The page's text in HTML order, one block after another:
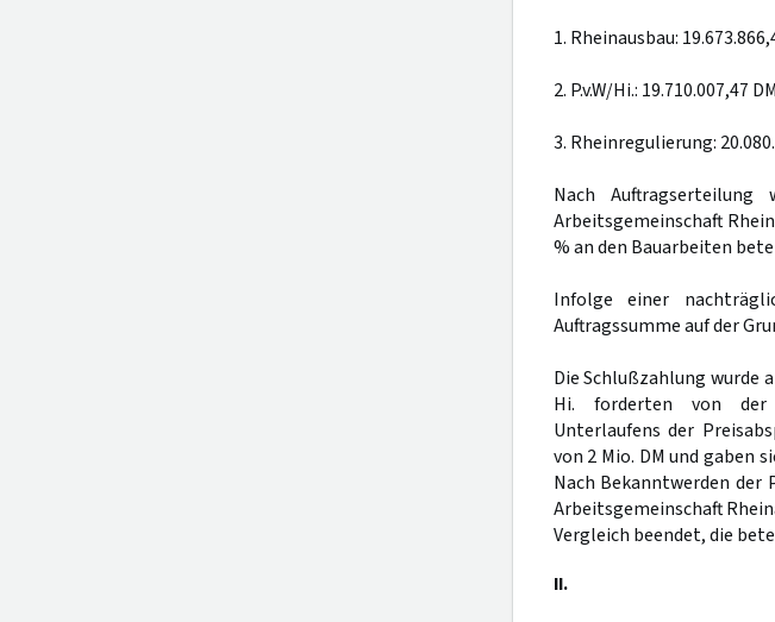
1. Rheinausbau:
2. P.v.W/Hi.: 19.710.007,47 DM
3. Rheinregulierung:
Nach Auftragserteilung
Arbeitsgemeinschaft
% an den Bauarbeiten
Infolge einer
Auftragssumme auf der
Die Schlußzahlung wurde
Hi. forderten von der
Unterlaufens der
von 2 Mio. DM und gaben
Nach Bekanntwerden der
Arbeitsgemeinschaft
Vergleich beendet, die
II.